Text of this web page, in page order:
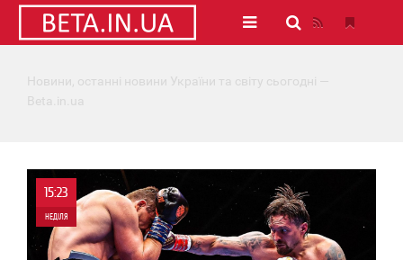
Новини, останні новини України та світу сьогодні —
Beta.in.ua
15:23
НЕДІЛЯ
0